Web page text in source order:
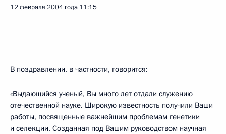
12 февраля 2004 года 11:15
В поздравлении, в частности, говорится:
«Выдающийся ученый, Вы много лет отдали служению
отечественной науке. Широкую известность получили Ваши
работы, посвященные важнейшим проблемам генетики
и селекции. Созданная под Вашим руководством научная